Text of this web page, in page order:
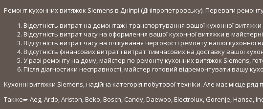
Ремонт кухонних витяжок Siemens в Дніпрі (Дніпропетровську). Переваги
Відсутність витрат на демонтаж і транспортування вашої кухонної
Відсутність витрат часу на оформлення вашої кухонної витяжки в
Відсутність витрат часу на очікування черговості ремонту вашої кухонної
Відсутність фінансових витрат і витрат тимчасових на доставку вашої
У разі ремонту на дому, майстер по ремонту кухонних витяжок Siemens,
Після діагностики несправності, майстер готовий відремонтувати вашу
Кухонні витяжки Siemens, надійна категорія побутової техніки. Але має місце
Также➨ Aeg, Ardo, Ariston, Beko, Bosch, Candy, Daewoo, Electrolux, Gorenje, Hansa,